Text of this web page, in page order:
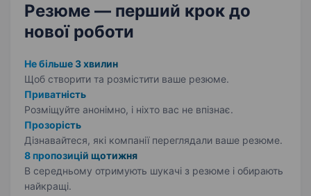
Резюме — перший крок до
нової роботи
Не більше 3 хвилин
Щоб створити та розмістити ваше резюме.
Приватність
Розміщуйте анонімно, і ніхто вас не впізнає.
Прозорість
Дізнавайтеся, які компанії переглядали ваше резюме.
8 пропозицій щотижня
В середньому отримують шукачі з резюме і обирають
найкращі.